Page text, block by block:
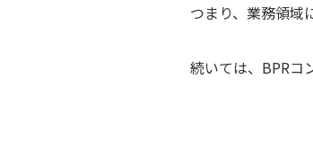
つまり、業務領域
続いては、BPRコ